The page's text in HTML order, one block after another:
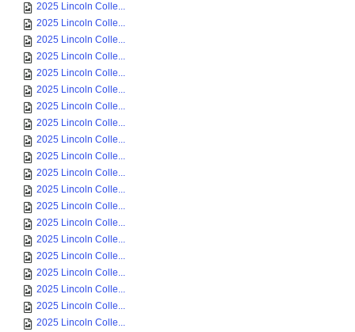
2025 Lincoln Colle...
2025 Lincoln Colle...
2025 Lincoln Colle...
2025 Lincoln Colle...
2025 Lincoln Colle...
2025 Lincoln Colle...
2025 Lincoln Colle...
2025 Lincoln Colle...
2025 Lincoln Colle...
2025 Lincoln Colle...
2025 Lincoln Colle...
2025 Lincoln Colle...
2025 Lincoln Colle...
2025 Lincoln Colle...
2025 Lincoln Colle...
2025 Lincoln Colle...
2025 Lincoln Colle...
2025 Lincoln Colle...
2025 Lincoln Colle...
2025 Lincoln Colle...